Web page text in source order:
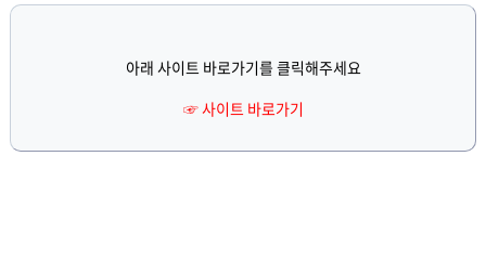
아래 사이트 바로가기를 클릭해주세요
☞ 사이트 바로가기